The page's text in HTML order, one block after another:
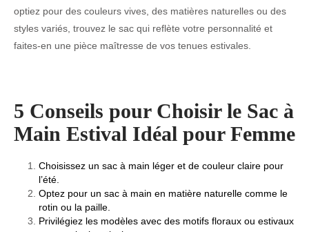
optiez pour des couleurs vives, des matières naturelles ou des
styles variés, trouvez le sac qui reflète votre personnalité et
faites-en une pièce maîtresse de vos tenues estivales.
5 Conseils pour Choisir le Sac à
Main Estival Idéal pour Femme
Choisissez un sac à main léger et de couleur claire pour
l’été.
Optez pour un sac à main en matière naturelle comme le
rotin ou la paille.
Privilégiez les modèles avec des motifs floraux ou estivaux